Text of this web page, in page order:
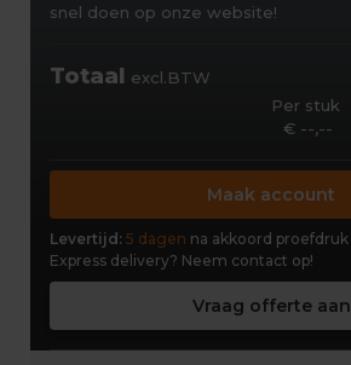
snel doen op onze website!
Totaal excl.BTW
Per stuk
€ --,--
Maak account
Levertijd: 5 dagen na akkoord proefdruk
Express delivery? Neem contact op!
Vraag offerte aan